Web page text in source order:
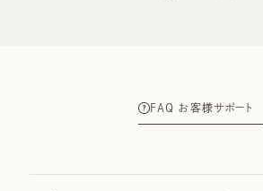
FAQ お客様サポート